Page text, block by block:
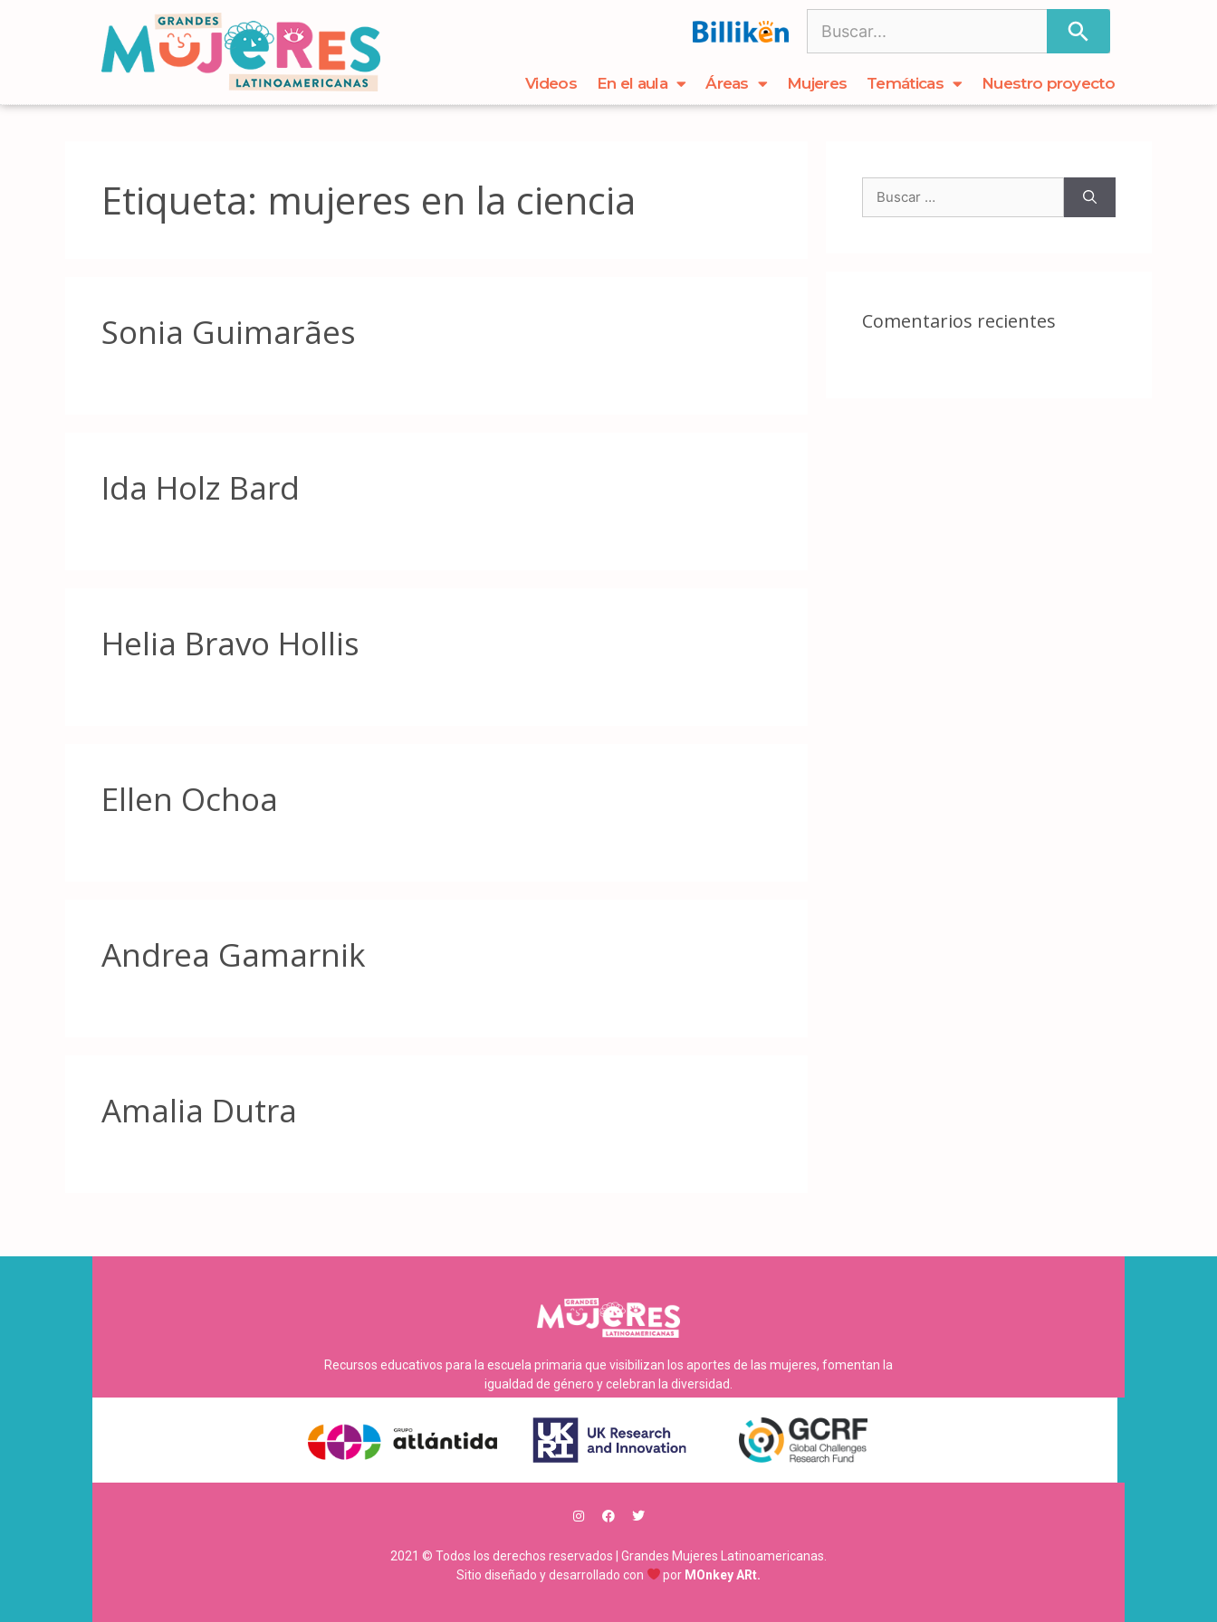
Videos En el aula Áreas Mujeres Temáticas Nuestro proyecto
Etiqueta: mujeres en la ciencia
Sonia Guimarães
Ida Holz Bard
Helia Bravo Hollis
Ellen Ochoa
Andrea Gamarnik
Amalia Dutra
Comentarios recientes
Recursos educativos para la escuela primaria que visibilizan los aportes de las mujeres, fomentan la
igualdad de género y celebran la diversidad.
2021 © Todos los derechos reservados | Grandes Mujeres Latinoamericanas.
Sitio diseñado y desarrollado con
por MOnkey ARt.